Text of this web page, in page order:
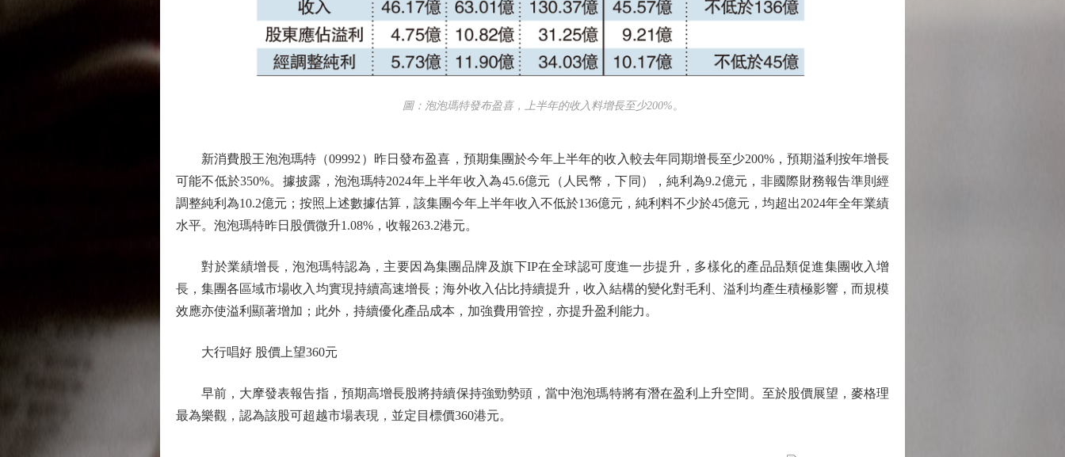
圖：泡泡瑪特發布盈喜，上半年的收入料增長至少200%。
新消費股王泡泡瑪特（09992）昨日發布盈喜，預期集團於今年上半年的收入較去年同期增長至少200%，預期溢利按年增長
可能不低於350%。據披露，泡泡瑪特2024年上半年收入為45.6億元（人民幣，下同），純利為9.2億元，非國際財務報告準則經
調整純利為10.2億元；按照上述數據估算，該集團今年上半年收入不低於136億元，純利料不少於45億元，均超出2024年全年業績
水平。泡泡瑪特昨日股價微升1.08%，收報263.2港元。
對於業績增長，泡泡瑪特認為，主要因為集團品牌及旗下IP在全球認可度進一步提升，多樣化的產品品類促進集團收入增
長，集團各區域市場收入均實現持續高速增長；海外收入佔比持續提升，收入結構的變化對毛利、溢利均產生積極影響，而規模
效應亦使溢利顯著增加；此外，持續優化產品成本，加強費用管控，亦提升盈利能力。
大行唱好 股價上望360元
早前，大摩發表報告指，預期高增長股將持續保持強勁勢頭，當中泡泡瑪特將有潛在盈利上升空間。至於股價展望，麥格理
最為樂觀，認為該股可超越市場表現，並定目標價360港元。